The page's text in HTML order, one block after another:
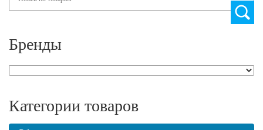
Бренды
Категории товаров